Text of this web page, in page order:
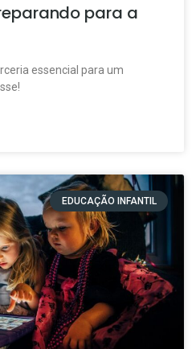
para a
essencial para um
EDUCAÇÃO INFANTIL